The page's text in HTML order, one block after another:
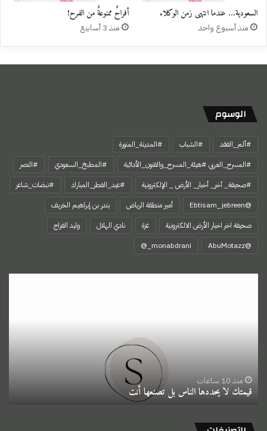
السعودية… عندما انتهى زمن الوكلاء
منذ أسبوع واحد
أفراحٌ ممنوعةٌ من الفرح!
منذ 3 أسابيع
الوسوم
#ألم_الفقد #الشباب
#المدينة_المنورة
#المسرح_العربي #هيئة_المسرح_والفنون_الأدائية
#المطبخ_السعودي
#النصر
#صحيفة_ آخر_ أخبار_ الأرض _ الإلكترونية
#عيد_الفطر_المبارك
#نبضات_شاعر
@Ebtisam_jebreen
أمير منطقة الرياض
بندر بن إبراهيم الخريف
صحيفة اخر اخبار الأرض الالكترونية
غزة نادي الهلال
وليد الفراج
‏@AbuMotazz
منذ 10 ساعات
قيمتك لا يحددها الناس بل تصنعها أنت